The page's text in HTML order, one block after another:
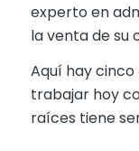
experto en
la venta de su
Aquí hay
trabajar hoy
raíces tiene